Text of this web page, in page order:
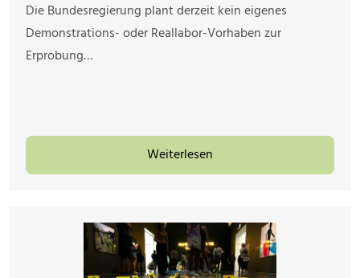
Die Bundesregierung plant derzeit kein eigenes
Demonstrations- oder Reallabor-Vorhaben zur
Erprobung…
Weiterlesen